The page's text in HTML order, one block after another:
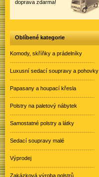
doprava zdarma!
Oblíbené kategorie
Komody, skříňky a prádelníky
Luxusní sedací soupravy a pohovky
Papasany a houpací křesla
Polstry na paletový nábytek
Samostatné polstry a látky
Sedací soupravy malé
Výprodej
Zakázková výroba polstrů